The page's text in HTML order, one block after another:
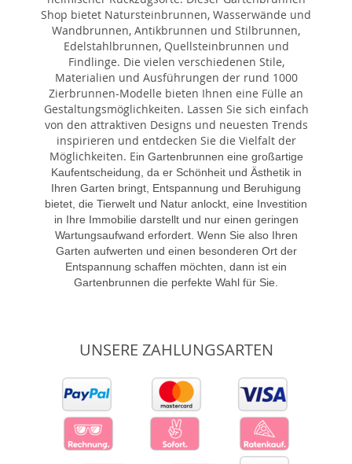
Shop bietet Natursteinbrunnen, Wasserwände und
Wandbrunnen, Antikbrunnen und Stilbrunnen,
Edelstahlbrunnen, Quellsteinbrunnen und
Findlinge. Die vielen verschiedenen Stile,
Materialien und Ausführungen der rund 1000
Zierbrunnen-Modelle bieten Ihnen eine Fülle an
Gestaltungsmöglichkeiten. Lassen Sie sich einfach
von den attraktiven Designs und neuesten Trends
inspirieren und entdecken Sie die Vielfalt der
Möglichkeiten. Ein Gartenbrunnen eine großartige
Kaufentscheidung, da er Schönheit und Ästhetik in
Ihren Garten bringt, Entspannung und Beruhigung
bietet, die Tierwelt und Natur anlockt, eine Investition
in Ihre Immobilie darstellt und nur einen geringen
Wartungsaufwand erfordert. Wenn Sie also Ihren
Garten aufwerten und einen besonderen Ort der
Entspannung schaffen möchten, dann ist ein
Gartenbrunnen die perfekte Wahl für Sie.
UNSERE ZAHLUNGSARTEN